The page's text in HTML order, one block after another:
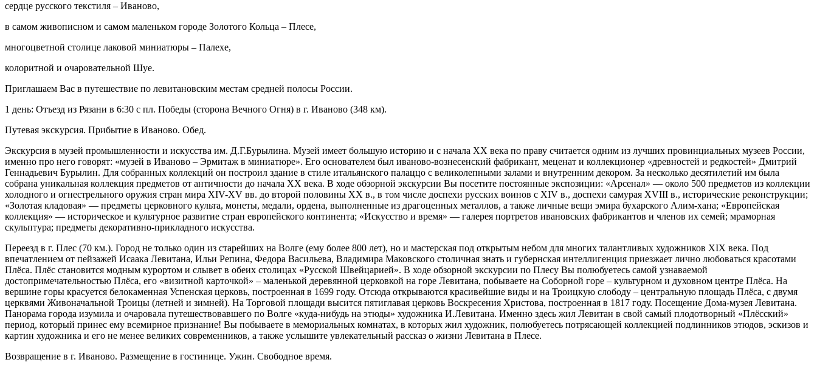
сердце русского текстиля – Иваново,
в самом живописном и самом маленьком городе Золотого Кольца – Плесе,
многоцветной столице лаковой миниатюры – Палехе,
колоритной и очаровательной Шуе.
Приглашаем Вас в путешествие по левитановским местам средней полосы России.
1 день: Отъезд из Рязани в 6:30 с пл. Победы (сторона Вечного Огня) в г. Иваново (348 км).
Путевая экскурсия. Прибытие в Иваново. Обед.
Экскурсия в музей промышленности и искусства им. Д.Г.Бурылина. Музей имеет большую историю и с начала XX века по праву считается одним из лучших провинциальных музеев России,
именно про него говорят: «музей в Иваново – Эрмитаж в миниатюре». Его основателем был иваново-вознесенский фабрикант, меценат и коллекционер «древностей и редкостей» Дмитрий
Геннадьевич Бурылин. Для собранных коллекций он построил здание в стиле итальянского палаццо с великолепными залами и внутренним декором. За несколько десятилетий им была
собрана уникальная коллекция предметов от античности до начала XX века. В ходе обзорной экскурсии Вы посетите постоянные экспозиции: «Арсенал» — около 500 предметов из коллекции
холодного и огнестрельного оружия стран мира XIV-XV вв. до второй половины XX в., в том числе доспехи русских воинов с XIV в., доспехи самурая XVIII в., исторические реконструкции;
«Золотая кладовая» — предметы церковного культа, монеты, медали, ордена, выполненные из драгоценных металлов, а также личные вещи эмира бухарского Алим-хана; «Европейская
коллекция» — историческое и культурное развитие стран европейского континента; «Искусство и время» — галерея портретов ивановских фабрикантов и членов их семей; мраморная
скульптура; предметы декоративно-прикладного искусства.
Переезд в г. Плес (70 км.). Город не только один из старейших на Волге (ему более 800 лет), но и мастерская под открытым небом для многих талантливых художников XIX века. Под
впечатлением от пейзажей Исаака Левитана, Ильи Репина, Федора Васильева, Владимира Маковского столичная знать и губернская интеллигенция приезжает лично любоваться красотами
Плёса. Плёс становится модным курортом и слывет в обеих столицах «Русской Швейцарией». В ходе обзорной экскурсии по Плесу Вы полюбуетесь самой узнаваемой
достопримечательностью Плёса, его «визитной карточкой» – маленькой деревянной церковкой на горе Левитана, побываете на Соборной горе – культурном и духовном центре Плёса. На
вершине горы красуется белокаменная Успенская церковь, построенная в 1699 году. Отсюда открываются красивейшие виды и на Троицкую слободу – центральную площадь Плёса, с двумя
церквями Живоначальной Троицы (летней и зимней). На Торговой площади высится пятиглавая церковь Воскресения Христова, построенная в 1817 году. Посещение Дома-музея Левитана.
Панорама города изумила и очаровала путешествовавшего по Волге «куда-нибудь на этюды» художника И.Левитана. Именно здесь жил Левитан в свой самый плодотворный «Плёсский»
период, который принес ему всемирное признание! Вы побываете в мемориальных комнатах, в которых жил художник, полюбуетесь потрясающей коллекцией подлинников этюдов, эскизов и
картин художника и его не менее великих современников, а также услышите увлекательный рассказ о жизни Левитана в Плесе.
Возвращение в г. Иваново. Размещение в гостинице. Ужин. Свободное время.